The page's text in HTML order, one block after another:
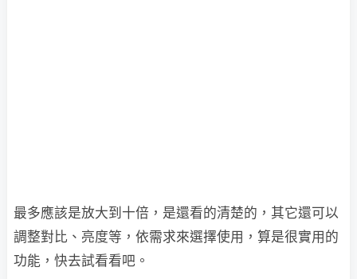
最多應該是放大到十倍，是還看的清楚的，其它還可以
調整對比、亮度等，依需求來選擇使用，算是很實用的
功能，快去試看看吧。